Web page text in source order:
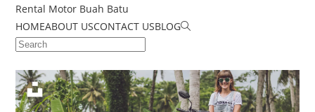
Rental Motor Buah Batu
HOMEABOUT USCONTACT USBLOG